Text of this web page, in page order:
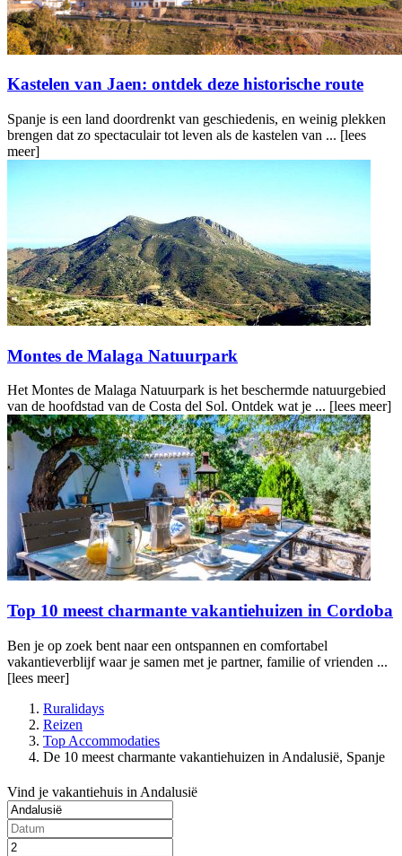
Kastelen van Jaen: ontdek deze historische route
Spanje is een land doordrenkt van geschiedenis, en weinig plekken
brengen dat zo spectaculair tot leven als de kastelen van ... [lees
meer]
Montes de Malaga Natuurpark
Het Montes de Malaga Natuurpark is het beschermde natuurgebied
van de hoofdstad van de Costa del Sol. Ontdek wat je ... [lees meer]
Top 10 meest charmante vakantiehuizen in Cordoba
Ben je op zoek bent naar een ontspannen en comfortabel
vakantieverblijf waar je samen met je partner, familie of vrienden ...
[lees meer]
Ruralidays
Reizen
Top Accommodaties
De 10 meest charmante vakantiehuizen in Andalusië, Spanje
Vind je vakantiehuis in Andalusië